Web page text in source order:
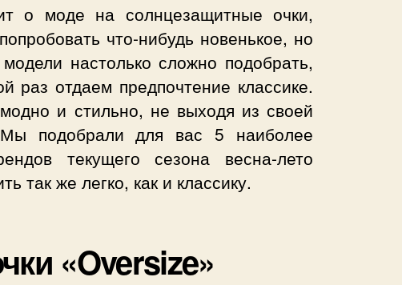
о моде на солнцезащитные очки,
что-нибудь новенькое, но
настолько сложно подобрать,
раз отдаем предпочтение классике.
и стильно, не выходя из своей
подобрали для вас 5 наиболее
текущего сезона весна-лето
так же легко, как и классику.
«Oversize»